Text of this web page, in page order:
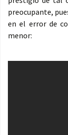
preocupante,
en el error de
menor: